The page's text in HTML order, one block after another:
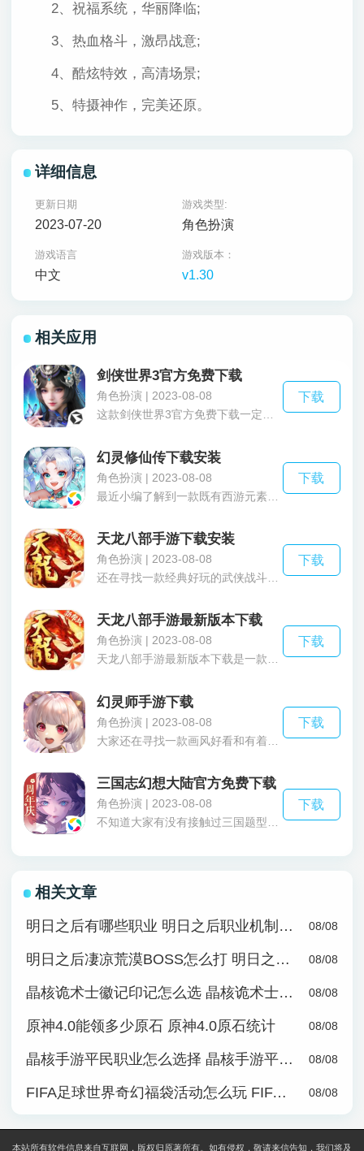
2、祝福系统，华丽降临;
3、热血格斗，激昂战意;
4、酷炫特效，高清场景;
5、特摄神作，完美还原。
详细信息
更新日期
2023-07-20
游戏类型:
角色扮演
游戏语言
中文
游戏版本：
v1.30
相关应用
剑侠世界3官方免费下载
角色扮演 | 2023-08-08
这款剑侠世界3官方免费下载一定是你寻找的剑侠情缘游戏，不仅完美的传承了端游的经典操作玩法还有细腻的画质表现和优美动听的背景音乐，游戏里还有跌宕起伏的主线剧情和自由的捏脸系统创造出一个独一无二的脸型剑侠世界3官方免费下载现在开放了十几种全新的门派比如五毒、少林、古墓等等还有宠物系统各种各样的强大宠物培养它们以后是你的一大战力，还推出了跨区沙盘攻城的玩法一共八十几个城池和超过百种的关卡让玩家们可玩性又大大的提高了。还在等什么快来下载体验一下你。
下载
幻灵修仙传下载安装
角色扮演 | 2023-08-08
下载
天龙八部手游下载安装
角色扮演 | 2023-08-08
下载
天龙八部手游最新版本下载
角色扮演 | 2023-08-08
天龙八部手游最新版本下载是一款有不少玩家的武侠手游，在天龙八部手游最新版本下载这款天龙八部正版授权的手游中，玩家在这里将体验到同端游天龙八部相同的操作手感，同时游戏由先进的虚幻5引擎打造，为玩家展示了一部真实的3D版天龙八部!游戏中更有各种原版端游中相同的游戏玩法，让玩家体验原汁原味的天龙八部武侠玩法，通过各种快意恩仇、荡气回肠、快意恩仇的热血武侠世界玩法，为玩家完美呈现金庸笔下宏大的天龙江湖!这就是软件的整体介绍了，那么有感兴趣的小伙伴可以下载天龙八部手游最新版本下载来了解更多内容哦。
下载
幻灵师手游下载
角色扮演 | 2023-08-08
下载
三国志幻想大陆官方免费下载
角色扮演 | 2023-08-08
下载
相关文章
明日之后有哪些职业 明日之后职业机制介绍 08/08
明日之后凄凉荒漠BOSS怎么打 明日之后凄凉荒漠BOSS打法攻略 08/08
晶核诡术士徽记印记怎么选 晶核诡术士徽记印记选择攻略 08/08
原神4.0能领多少原石 原神4.0原石统计 08/08
晶核手游平民职业怎么选择 晶核手游平民职业选择攻略 08/08
FIFA足球世界奇幻福袋活动怎么玩 FIFA足球世界奇幻自选福袋玩法攻略 08/08
本站所有软件信息来自互联网，版权归原著所有。如有侵权，敬请来信告知，我们将及